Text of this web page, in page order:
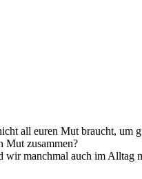
all euren Mut braucht, um
Mut zusammen?
wir manchmal auch im